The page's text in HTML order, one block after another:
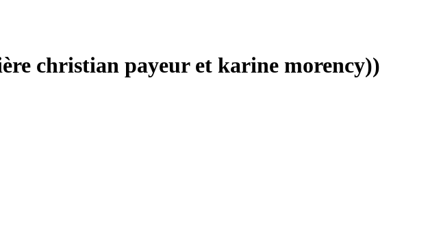
christian payeur et karine morency))